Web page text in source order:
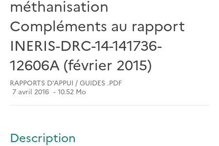
méthanisation
Compléments au rapport
INERIS-DRC-14-141736-
12606A (février 2015)
RAPPORTS D'APPUI / GUIDES .PDF
7 avril 2016
10.52 Mo
Description